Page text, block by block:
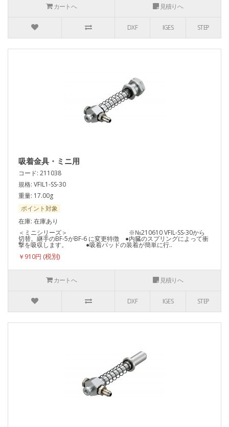
カートへ 見積りへ
DXF IGES STEP
吸着金具・ミニ用
コード: 211038
規格: VFIL1-SS-30
重量: 17.00g
ポイント対象
在庫: 在庫あり
＜ミニシリーズ＞ ※№210610 VFIL-SS-30から
切替。継手のBF-5がBF-6 に変更特徴 ●内臓のスプリングによって衝
撃を吸収します。 ●吸着パッドの装着が簡単に行..
￥910円
カートへ 見積りへ
DXF IGES STEP